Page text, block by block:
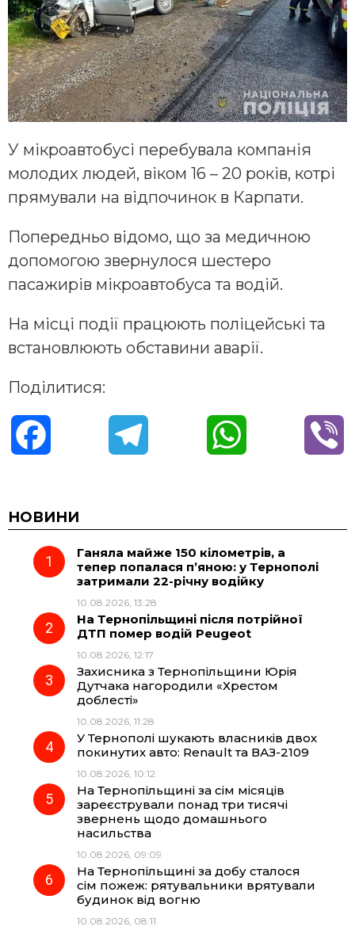
У мікроавтобусі перебувала компанія
молодих людей, віком 16 – 20 років, котрі
прямували на відпочинок в Карпати.
Попередньо відомо, що за медичною
допомогою звернулося шестеро
пасажирів мікроавтобуса та водій.
На місці події працюють поліцейські та
встановлюють обставини аварії.
Поділитися:
c
e
o
o
e
r
a
t
A
p
НОВИНИ
Ганяла майже 150 кілометрів, а
тепер попалася п’яною: у Тернополі
затримали 22-річну водійку
10.08.2026, 13:28
На Тернопільщині після потрійної
ДТП помер водій Peugeot
10.08.2026, 12:17
Захисника з Тернопільщини Юрія
Дутчака нагородили «Хрестом
доблесті»
10.08.2026, 11:28
У Тернополі шукають власників двох
покинутих авто: Renault та ВАЗ-2109
10.08.2026, 10:12
На Тернопільщині за сім місяців
зареєстрували понад три тисячі
звернень щодо домашнього
насильства
10.08.2026, 09:09
На Тернопільщині за добу сталося
сім пожеж: рятувальники врятували
будинок від вогню
10.08.2026, 08:11